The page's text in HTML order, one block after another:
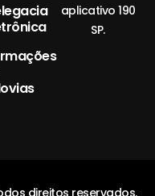
aplicativo 190
SP.
direitos reservados.